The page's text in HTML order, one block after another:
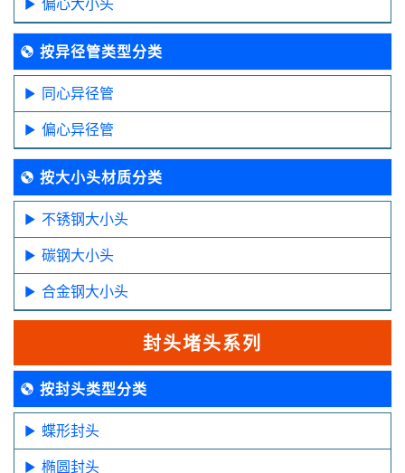
按异径管类型分类
同心异径管
偏心异径管
按大小头材质分类
不锈钢大小头
碳钢大小头
合金钢大小头
封头堵头系列
按封头类型分类
蝶形封头
椭圆封头